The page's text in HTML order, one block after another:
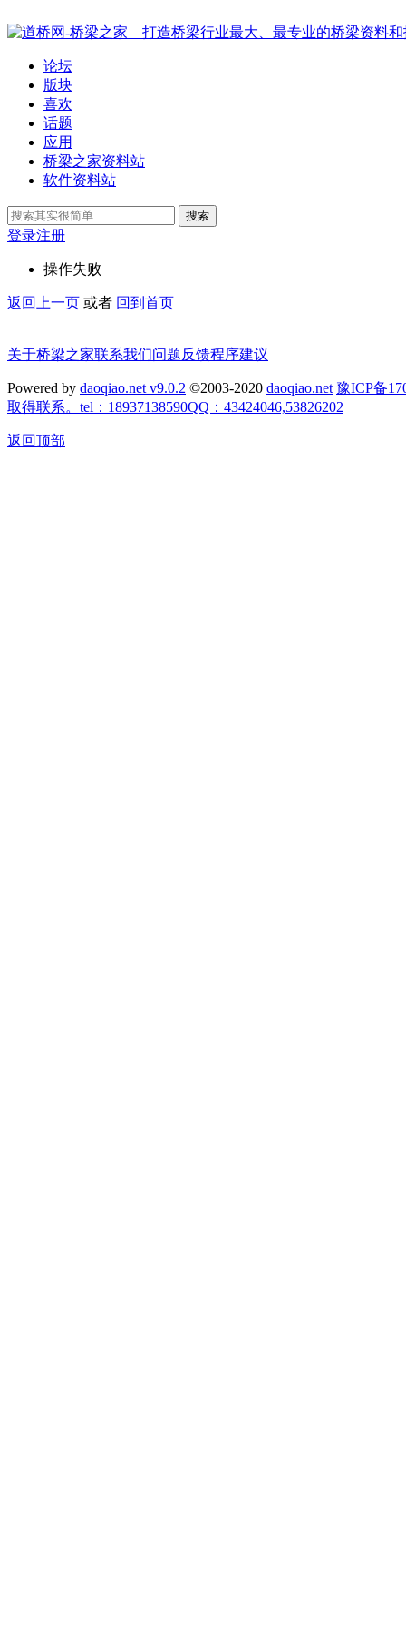
论坛
版块
喜欢
话题
应用
桥梁之家资料站
软件资料站
搜索
登录注册
操作失败
返回上一页 或者 回到首页
关于桥梁之家联系我们问题反馈程序建议
Powered by daoqiao.net v9.0.2 ©2003-2020 daoqiao.net 豫ICP备
取得联系。tel：18937138590QQ：43424046,53826202
返回顶部